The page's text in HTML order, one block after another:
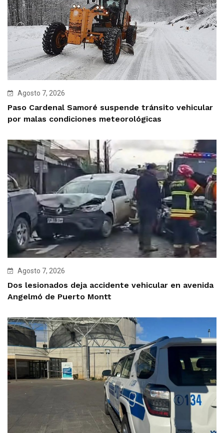
Agosto 7, 2026
Paso Cardenal Samoré suspende tránsito vehicular
por malas condiciones meteorológicas
Agosto 7, 2026
Dos lesionados deja accidente vehicular en avenida
Angelmó de Puerto Montt